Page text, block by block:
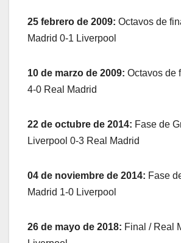
25 febrero de 2009: Octavos de
Madrid 0-1 Liverpool
10 de marzo de 2009: Octavos de
4-0 Real Madrid
22 de octubre de 2014: Fase de
Liverpool 0-3 Real Madrid
04 de noviembre de 2014: Fase
Madrid 1-0 Liverpool
26 de mayo de 2018: Final / Real